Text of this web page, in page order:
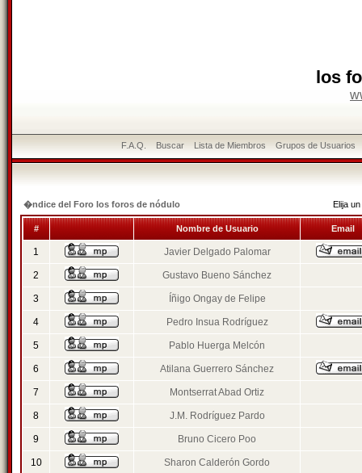
los
F.A.Q. Buscar Lista de Miembros Grupos de Usuarios
�ndice del Foro los foros de nódulo Elija
# Nombre de Usuario Email
1 Javier Delgado Palomar
2 Gustavo Bueno Sánchez
3 Íñigo Ongay de Felipe
4 Pedro Insua Rodríguez
5 Pablo Huerga Melcón
6 Atilana Guerrero Sánchez
7 Montserrat Abad Ortiz
8 J.M. Rodríguez Pardo
9 Bruno Cicero Poo
10 Sharon Calderón Gordo